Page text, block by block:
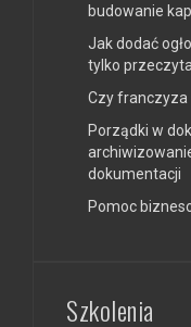
budowanie
Jak dodać
tylko
Czy franczyza
Porządki w
dokumentacji
Pomoc
Szkolenia